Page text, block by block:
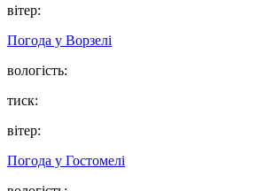
вітер:
Погода у Ворзелі
вологість:
тиск:
вітер:
Погода у Гостомелі